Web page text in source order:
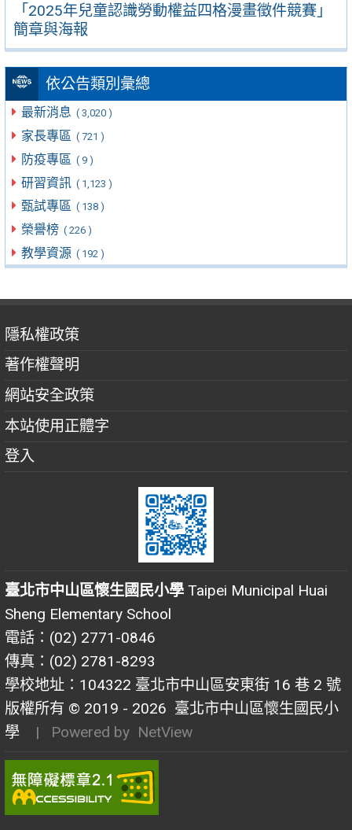
「2025年兒童認識勞動權益四格漫畫徵件競賽」
簡章與海報
依公告類別彙總
最新消息 ( 3,020 )
家長專區 ( 721 )
防疫專區 ( 9 )
研習資訊 ( 1,123 )
甄試專區 ( 138 )
榮譽榜 ( 226 )
教學資源 ( 192 )
隱私權政策
著作權聲明
網站安全政策
本站使用正體字
登入
臺北市中山區懷生國民小學 Taipei Municipal Huai
Sheng Elementary School
電話：(02) 2771-0846
傳真：(02) 2781-8293
學校地址：104322 臺北市中山區安東街 16 巷 2 號
版權所有 © 2019 - 2026 臺北市中山區懷生國民小
學
| Powered by NetView